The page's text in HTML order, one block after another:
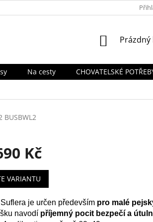
Prázdný
Na cesty CHOVATELSKÉ
BUSBWL2
Kč
VARIANTU
je určen především pro malé
navodí příjemný pocit bezpečí a